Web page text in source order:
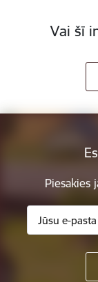
Vai šī
Piesakies